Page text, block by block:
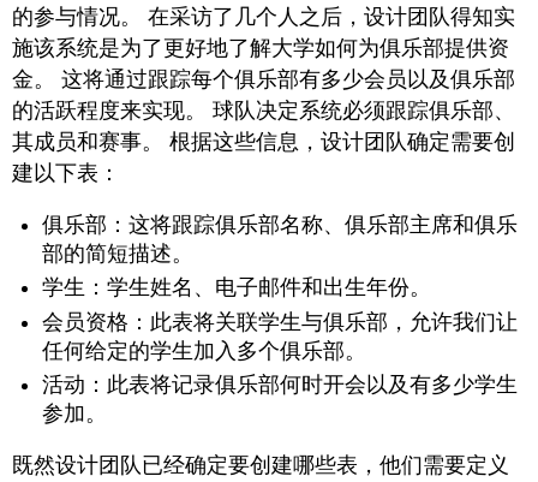
的参与情况。 在采访了几个人之后，设计团队得知实
施该系统是为了更好地了解大学如何为俱乐部提供资
金。 这将通过跟踪每个俱乐部有多少会员以及俱乐部
的活跃程度来实现。 球队决定系统必须跟踪俱乐部、
其成员和赛事。 根据这些信息，设计团队确定需要创
建以下表：
俱乐部：这将跟踪俱乐部名称、俱乐部主席和俱乐
部的简短描述。
学生：学生姓名、电子邮件和出生年份。
会员资格：此表将关联学生与俱乐部，允许我们让
任何给定的学生加入多个俱乐部。
活动：此表将记录俱乐部何时开会以及有多少学生
参加。
既然设计团队已经确定要创建哪些表，他们需要定义